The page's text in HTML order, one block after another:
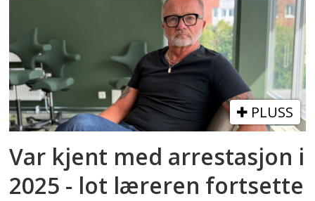
PLUSS
Var kjent med arrestasjon i
2025 - lot læreren fortsette